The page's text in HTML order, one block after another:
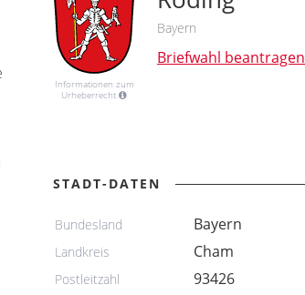
Informationen zum
Urheberrecht
Bayern
Briefwahl beantragen
STADT-DATEN
Bundesland Bayern
Landkreis Cham
Postleitzahl 93426